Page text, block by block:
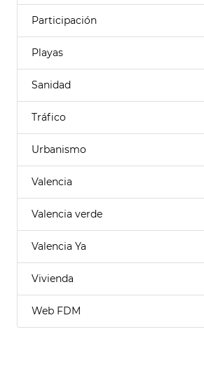
Participación
Playas
Sanidad
Tráfico
Urbanismo
Valencia
Valencia verde
Valencia Ya
Vivienda
Web FDM